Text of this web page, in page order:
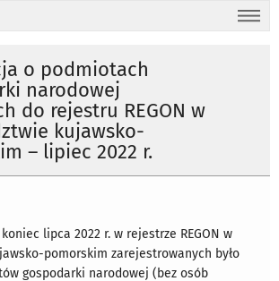
o podmiotach
narodowej
do rejestru REGON w
kujawsko-
– lipiec 2022 r.
lipca 2022 r. w rejestrze REGON w
pomorskim zarejestrowanych było
gospodarki narodowej (bez osób